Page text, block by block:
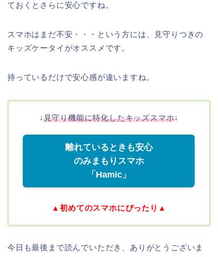
ておくとさらに安心ですね。
スマホはまだ不安・・・という方には、見守りつきの
キッズケータイがオススメです。
持っているだけで安心感が違いますね。
↓見守り機能に特化したキッズスマホ↓
離れているときも安心
のみまもりスマホ
「Hamic」
▲初めてのスマホにぴったり▲
今日も最後まで読んでいただき、ありがとうございま